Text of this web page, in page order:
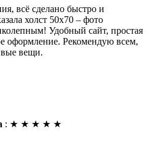
всё сделано быстро и
холст 50х70 – фото
Удобный сайт, простая
оформление. Рекомендую всем,
вещи.
: ★ ★ ★ ★ ★